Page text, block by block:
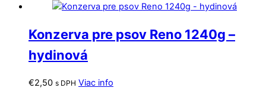
Konzerva pre psov Reno 1240g –
hydinová
€2,50 s DPH Viac info